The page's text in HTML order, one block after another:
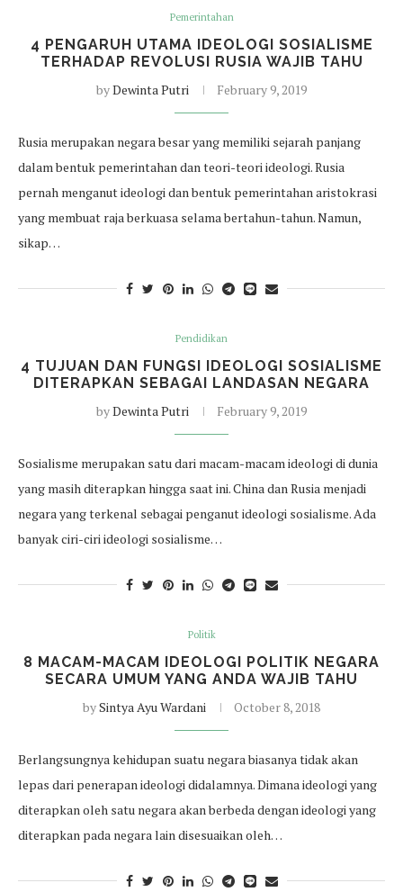
Pemerintahan
4 PENGARUH UTAMA IDEOLOGI SOSIALISME
TERHADAP REVOLUSI RUSIA WAJIB TAHU
byDewinta Putri February 9, 2019
Rusia merupakan negara besar yang memiliki sejarah panjang
dalam bentuk pemerintahan dan teori-teori ideologi. Rusia
pernah menganut ideologi dan bentuk pemerintahan aristokrasi
yang membuat raja berkuasa selama bertahun-tahun. Namun,
sikap…
Pendidikan
4 TUJUAN DAN FUNGSI IDEOLOGI SOSIALISME
DITERAPKAN SEBAGAI LANDASAN NEGARA
byDewinta Putri February 9, 2019
Sosialisme merupakan satu dari macam-macam ideologi di dunia
yang masih diterapkan hingga saat ini. China dan Rusia menjadi
negara yang terkenal sebagai penganut ideologi sosialisme. Ada
banyak ciri-ciri ideologi sosialisme…
Politik
8 MACAM-MACAM IDEOLOGI POLITIK NEGARA
SECARA UMUM YANG ANDA WAJIB TAHU
bySintya Ayu Wardani October 8, 2018
Berlangsungnya kehidupan suatu negara biasanya tidak akan
lepas dari penerapan ideologi didalamnya. Dimana ideologi yang
diterapkan oleh satu negara akan berbeda dengan ideologi yang
diterapkan pada negara lain disesuaikan oleh…